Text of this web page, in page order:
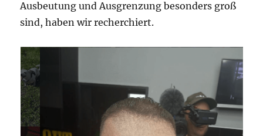
Ausbeutung und Ausgrenzung besonders groß
sind, haben wir recherchiert.